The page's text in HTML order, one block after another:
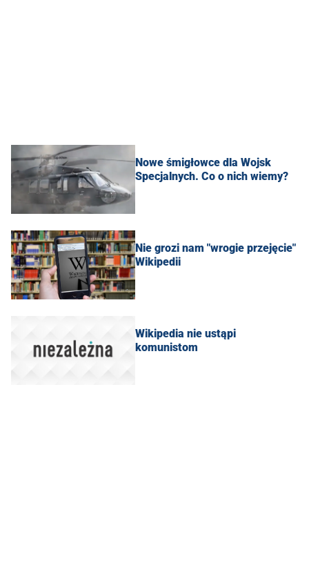
Nowe śmigłowce dla Wojsk
Specjalnych. Co o nich wiemy?
Nie grozi nam "wrogie przejęcie"
Wikipedii
Wikipedia nie ustąpi
komunistom